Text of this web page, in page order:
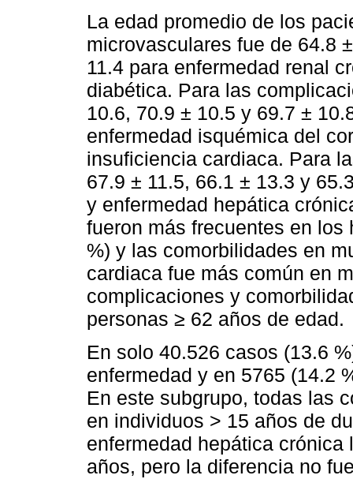
La edad promedio de los
microvasculares fue de 64.8
11.4 para enfermedad renal
diabética. Para las
10.6, 70.9 ± 10.5 y 69.7 ±
enfermedad isquémica del
insuficiencia cardiaca. Para
67.9 ± 11.5, 66.1 ± 13.3 y
y enfermedad hepática
fueron más frecuentes en
%) y las comorbilidades en
cardiaca fue más común en
complicaciones y
personas ≥ 62 años de edad.
En solo 40.526 casos (13.6
enfermedad y en 5765 (14.2
En este subgrupo, todas las
en individuos > 15 años de
enfermedad hepática
años, pero la diferencia no